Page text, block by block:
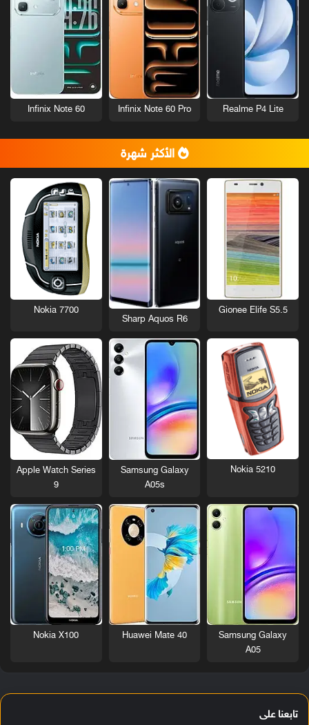
Realme P4 Lite
Infinix Note 60 Pro
Infinix Note 60
الأكثر شهرة
Gionee Elife S5.5
Sharp Aquos R6
Nokia 7700
Nokia 5210
Samsung Galaxy
A05s
Apple Watch Series
9
Samsung Galaxy
A05
Huawei Mate 40
Nokia X100
تابعنا على